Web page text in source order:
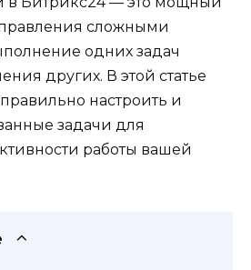
сложными
одних задач
других. В этой статье
настроить и
задачи для
работы вашей